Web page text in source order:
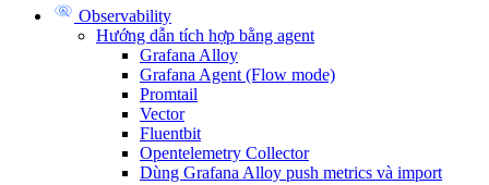
Observability
Hướng dẫn tích hợp bằng agent
Grafana Alloy
Grafana Agent (Flow mode)
Promtail
Vector
Fluentbit
Opentelemetry Collector
Dùng Grafana Alloy push metrics và import